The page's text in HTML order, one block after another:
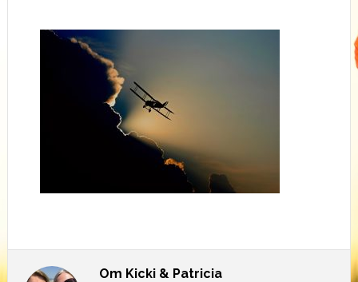
Om Kicki & Patricia